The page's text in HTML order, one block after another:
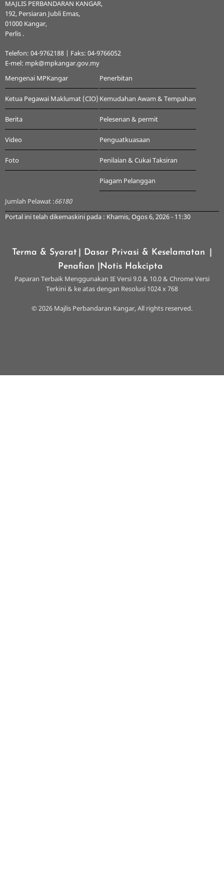
MAJLIS PERBANDARAN KANGAR,
192, Persiaran Jubli Emas,
01000 Kangar,
Perlis .
Telefon: 04-9762188 | Faks: 04-9766052
E-mel: mpk@mpkangar.gov.my
Mengenai MPKangar
Ketua Pegawai Maklumat (CIO)
Berita
Video
Foto
Penerbitan
Kemudahan Awam & Tempahan
Pelesenan & permit
Penguatkuasaan
Penilaian & Cukai Taksiran
Piagam Pelanggan
Jumlah Pelawat :66180
Portal ini telah dikemaskini pada : Khamis, Ogos 6, 2026 - 11:30
Terma & Syarat | Dasar Privasi & Keselamatan
Penafian
|Notis Hakcipta
Paparan Terbaik Menggunakan IE Versi 9.0 & 10.0 & Chrome Versi
Terkini & ke atas dengan Resolusi 1024 x 768
© 2026 Majlis Perbandaran Kangar, All rights reserved.